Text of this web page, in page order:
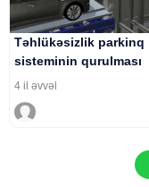
Təhlükəsizlik parkinq
sisteminin qurulması
4 il əvvəl